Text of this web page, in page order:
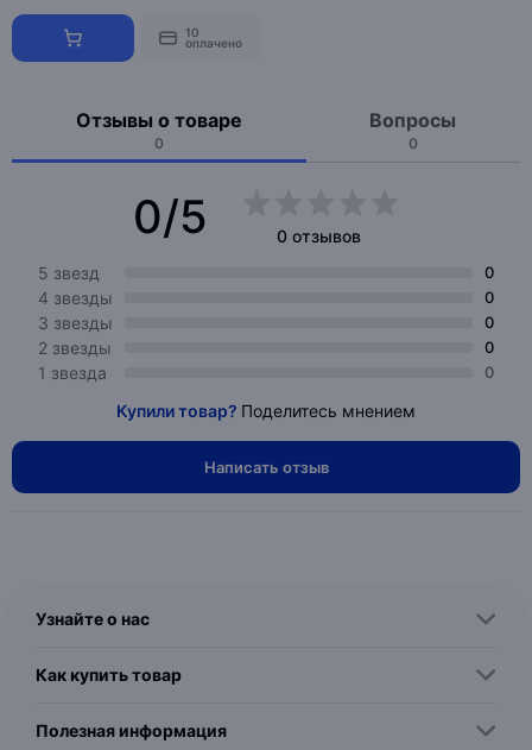
10
оплачено
Отзывы о товаре
0
Вопросы
0
0/5
0 отзывов
5 звезд
0
4 звезды 0
3 звезды 0
2 звезды 0
1 звезда 0
Купили товар? Поделитесь мнением
Написать отзыв
Узнайте о нас
Как купить товар
Полезная информация